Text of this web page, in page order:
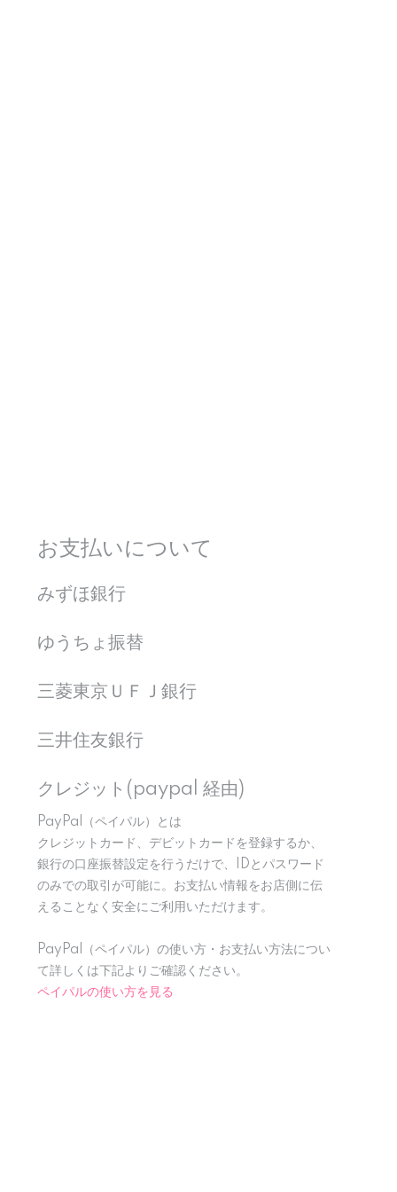
お支払いについて
みずほ銀行
ゆうちょ振替
三菱東京ＵＦＪ銀行
三井住友銀行
クレジット(paypal 経由)
PayPal（ペイパル）とは
クレジットカード、デビットカードを登録するか、
銀行の口座振替設定を行うだけで、IDとパスワード
のみでの取引が可能に。お支払い情報をお店側に伝
えることなく安全にご利用いただけます。
PayPal（ペイパル）の使い方・お支払い方法につい
て詳しくは下記よりご確認ください。
ペイパルの使い方を見る